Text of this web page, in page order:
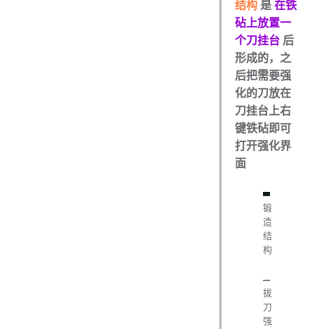
结构 是在铁
砧上放置一
个刀挂台 后
形成的，之
后把需要强
化的刀放在
刀挂台上右
键铁砧即可
打开强化界
面
锻
造
结
构
拔
刀
强